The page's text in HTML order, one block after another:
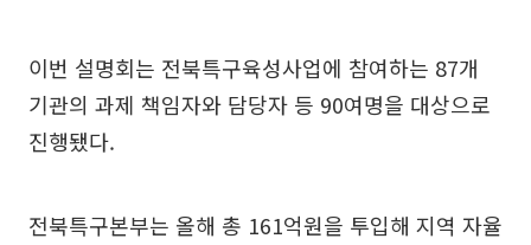
이번 설명회는 전북특구육성사업에 참여하는 87개
기관의 과제 책임자와 담당자 등 90여명을 대상으로
진행됐다.
전북특구본부는 올해 총 161억원을 투입해 지역 자율